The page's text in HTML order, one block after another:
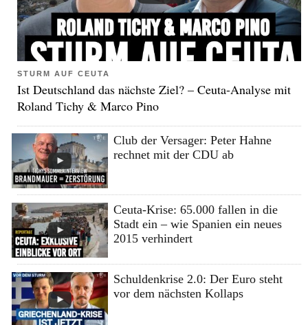
STURM AUF CEUTA
Ist Deutschland das nächste Ziel? – Ceuta-Analyse mit
Roland Tichy & Marco Pino
Club der Versager: Peter Hahne
rechnet mit der CDU ab
Ceuta-Krise: 65.000 fallen in die
Stadt ein – wie Spanien ein neues
2015 verhindert
Schuldenkrise 2.0: Der Euro steht
vor dem nächsten Kollaps